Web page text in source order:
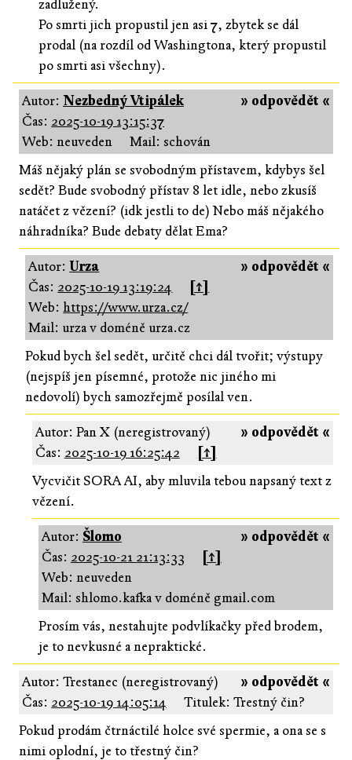
zadlužený.
Po smrti jich propustil jen asi 7, zbytek se dál
prodal (na rozdíl od Washingtona, který propustil
po smrti asi všechny).
» odpovědět «
Autor: Nezbedný Vtipálek
Čas: 2025-10-19 13:15:37
Web: neuveden
Mail: schován
Máš nějaký plán se svobodným přístavem, kdybys šel
sedět? Bude svobodný přístav 8 let idle, nebo zkusíš
natáčet z vězení? (idk jestli to de) Nebo máš nějakého
náhradníka? Bude debaty dělat Ema?
» odpovědět «
Autor:Urza
Čas: 2025-10-19 13:19:24
[↑]
Web:https://www.urza.cz/
Mail: urza v doméně urza.cz
Pokud bych šel sedět, určitě chci dál tvořit; výstupy
(nejspíš jen písemné, protože nic jiného mi
nedovolí) bych samozřejmě posílal ven.
» odpovědět «
Autor: Pan X (neregistrovaný)
Čas: 2025-10-19 16:25:42
[↑]
Vycvičit SORA AI, aby mluvila tebou napsaný text z
vězení.
» odpovědět «
Autor: Šlomo
Čas: 2025-10-21 21:13:33
[↑]
Web: neuveden
Mail: shlomo.kafka v doméně gmail.com
Prosím vás, nestahujte podvlíkačky před brodem,
je to nevkusné a nepraktické.
» odpovědět «
Autor: Trestanec (neregistrovaný)
Čas: 2025-10-19 14:05:14
Titulek: Trestný čin?
Pokud prodám čtrnáctilé holce své spermie, a ona se s
nimi oplodní, je to třestný čin?